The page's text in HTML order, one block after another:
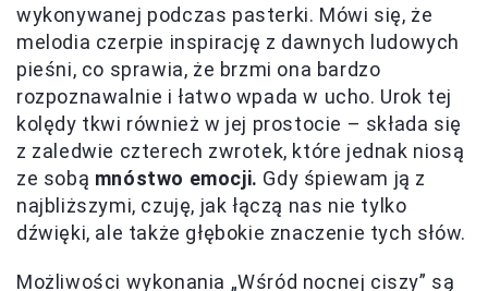
wykonywanej podczas pasterki. Mówi się, że
melodia czerpie inspirację z dawnych ludowych
pieśni, co sprawia, że brzmi ona bardzo
rozpoznawalnie i łatwo wpada w ucho. Urok tej
kolędy tkwi również w jej prostocie – składa się
z zaledwie czterech zwrotek, które jednak niosą
ze sobą mnóstwo emocji. Gdy śpiewam ją z
najbliższymi, czuję, jak łączą nas nie tylko
dźwięki, ale także głębokie znaczenie tych słów.
Możliwości wykonania „Wśród nocnej ciszy” są